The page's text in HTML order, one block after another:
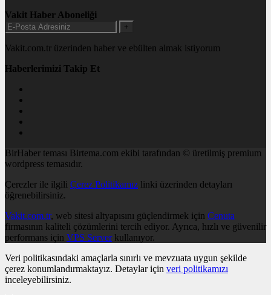
Vakit Haber Aboneliği
+
Vakit.com.tr üzerinden haber ve ebülten almak istiyorum
Haberlerimizi Takip Et
BirHaber teması Birtema.com ekibi tarafından © üretilmiş premium
wordpress temasıdır.
Çerezler ile ilgili Çerez Politikamız linki üzerinden detayları
öğrenebilirsiniz.
Vakit.com.tr, web sitesi altyapısını güçlendirmek için Cenuta
firmasının kaliteli çözümlerini tercih ediyor. Ayrıca, hızlı ve güvenilir
performans için VPS Serverkullanıyor.
Veri politikasındaki amaçlarla sınırlı ve mevzuata uygun şekilde
çerez konumlandırmaktayız. Detaylar için veri politikamızı
inceleyebilirsiniz.